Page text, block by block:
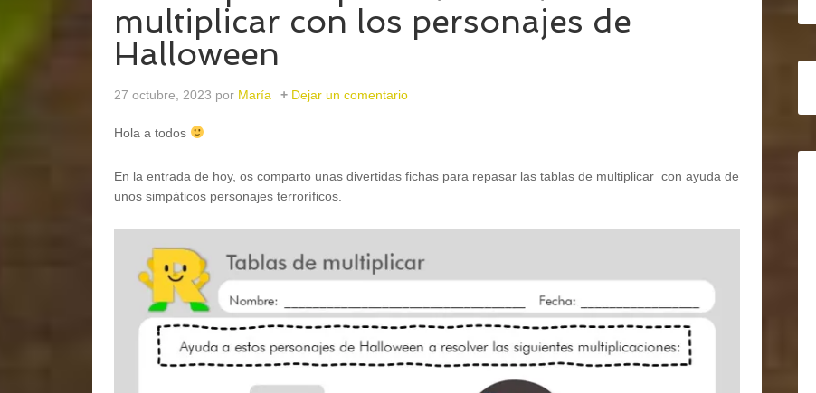
multiplicar con los personajes de
Halloween
27 octubre, 2023 por María Dejar un comentario
Hola a todos
En la entrada de hoy, os comparto unas divertidas fichas para repasar las tablas de multiplicar con ayuda de
unos simpáticos personajes terroríficos.